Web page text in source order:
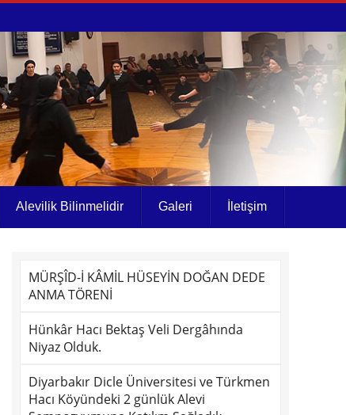
Alevilik Bilinmelidir Galeri İletişim
MÜRŞÎD-İ KÂMİL HÜSEYİN DOĞAN DEDE
ANMA TÖRENİ
Hünkâr Hacı Bektaş Veli Dergâhında
Niyaz Olduk.
Diyarbakır Dicle Üniversitesi ve Türkmen
Hacı Köyündeki 2 günlük Alevi